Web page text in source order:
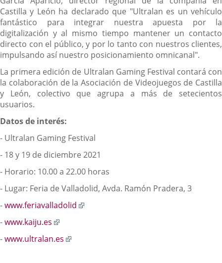
Castilla y León ha declarado que "Ultralan es un vehículo
fantástico para integrar nuestra apuesta por la
digitalización y al mismo tiempo mantener un contacto
directo con el público, y por lo tanto con nuestros clientes,
impulsando así nuestro posicionamiento omnicanal".
La primera edición de Ultralan Gaming Festival contará con
la colaboración de la Asociación de Videojuegos de Castilla
y León, colectivo que agrupa a más de setecientos
usuarios.
Datos de interés:
- Ultralan Gaming Festival
- 18 y 19 de diciembre 2021
- Horario: 10.00 a 22.00 horas
- Lugar: Feria de Valladolid, Avda. Ramón Pradera, 3
-www.feriavalladolid
-www.kaiju.es
una
-www.ultralan.es